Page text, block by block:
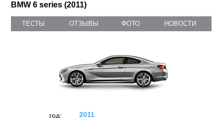
BMW 6 series (2011)
ТЕСТЫ ОТЗЫВЫ ФОТО НОВОСТИ
год:
2011